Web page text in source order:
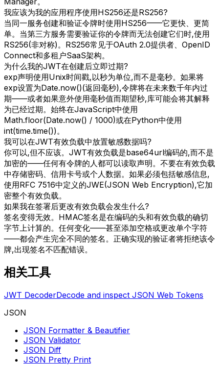
我应该为我的应用程序使用HS256还是RS256?
当同一服务创建和验证令牌时使用HS256——它更快、更简
单。当第三方服务需要验证你的令牌而无法创建它们时,使用
RS256(非对称)。RS256常见于OAuth 2.0提供者、OpenID
Connect和多租户SaaS架构。
为什么我的JWT在创建后立即过期?
exp声明使用Unix时间戳,以秒为单位,而不是毫秒。如果将
exp设置为Date.now()(返回毫秒),令牌将在未来数千年内过
期——或者如果意外使用毫秒值而期望秒,库可能会将其解释
为已经过期。始终在JavaScript中使用
Math.floor(Date.now() / 1000)或在Python中使用
int(time.time())。
我可以在JWT有效负载中放置敏感数据吗?
你可以,但不应该。JWT有效负载是base64url编码的,而不是
加密的——任何有令牌的人都可以读取声明。不要在有效负载
中存储密码、信用卡号或个人数据。如果必须包括敏感信息,
使用RFC 7516中定义的JWE(JSON Web Encryption),它加
密整个有效负载。
如果我在签署后更改有效负载会发生什么?
签名变得无效。HMAC签名是在编码的头和有效负载的确切
字节上计算的。任何变化——甚至添加空格或更改单个字符
——都会产生完全不同的签名。正确实现的验证者将拒绝该令
牌,出现签名不匹配错误。
相关工具
JWT DecoderDecode and inspect JSON Web Tokens
JSON
JSON Formatter & Beautifier
JSON Validator
JSON Diff
JSON Pretty Print